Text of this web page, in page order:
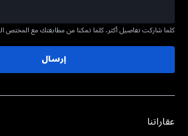
كلما شاركت تفاصيل أكثر، كلما تمكنا من مطابقتك مع
إرسال
عقاراتنا